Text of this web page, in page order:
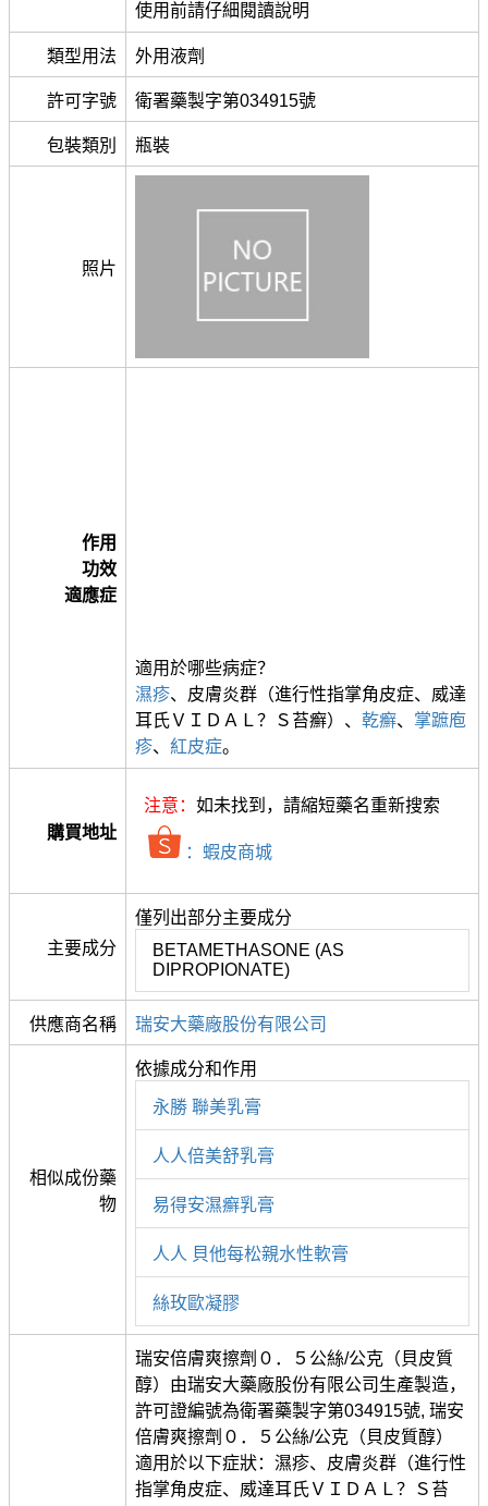
使用前請仔細閱讀說明
類型用法 外用液劑
許可字號 衛署藥製字第034915號
包裝類別 瓶裝
照片
作用
功效
適應症
適用於哪些病症？
濕疹、皮膚炎群（進行性指掌角皮症、威達
耳氏ＶＩＤＡＬ？Ｓ苔癬）、 乾癬、 掌蹠庖
疹、 紅皮症。
購買地址
注意： 如未找到，請縮短藥名重新搜索
：蝦皮商城
主要成分
僅列出部分主要成分
BETAMETHASONE (AS
DIPROPIONATE)
供應商名稱 瑞安大藥廠股份有限公司
相似成份藥
物
依據成分和作用
永勝 聯美乳膏
人人倍美舒乳膏
易得安濕癬乳膏
人人 貝他每松親水性軟膏
絲玫歐凝膠
瑞安倍膚爽擦劑０．５公絲/公克（貝皮質
醇）由瑞安大藥廠股份有限公司生產製造，
許可證編號為衛署藥製字第034915號, 瑞安
倍膚爽擦劑０．５公絲/公克（貝皮質醇）
適用於以下症狀：濕疹、皮膚炎群（進行性
指掌角皮症、威達耳氏ＶＩＤＡＬ？Ｓ苔